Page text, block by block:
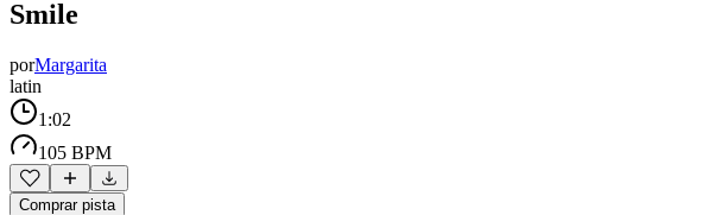
Smile
porMargarita
latin
1:02
105 BPM
Comprar pista